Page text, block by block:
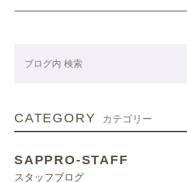
CATEGORY カテゴリー
SAPPRO-STAFF
スタッフブログ